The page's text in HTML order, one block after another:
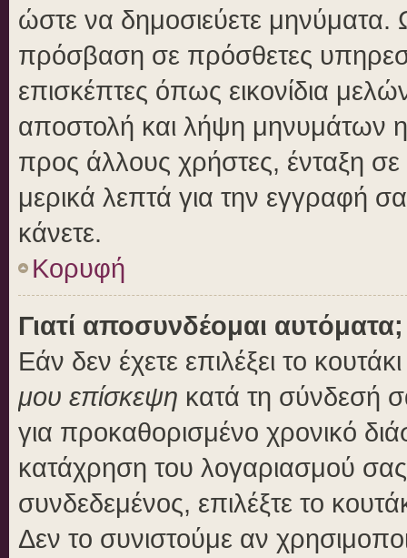
ώστε να δημοσιεύετε μηνύματα.
πρόσβαση σε πρόσθετες
επισκέπτες όπως εικονίδια
αποστολή και λήψη μηνυμάτων
προς άλλους χρήστες, ένταξη
μερικά λεπτά για την εγγραφή
κάνετε.
Κορυφή
Γιατί αποσυνδέομαι αυτόματα;
Εάν δεν έχετε επιλέξει το
μου επίσκεψη κατά τη σύνδεσή
για προκαθορισμένο χρονικό
κατάχρηση του λογαριασμού
συνδεδεμένος, επιλέξτε το
Δεν το συνιστούμε αν